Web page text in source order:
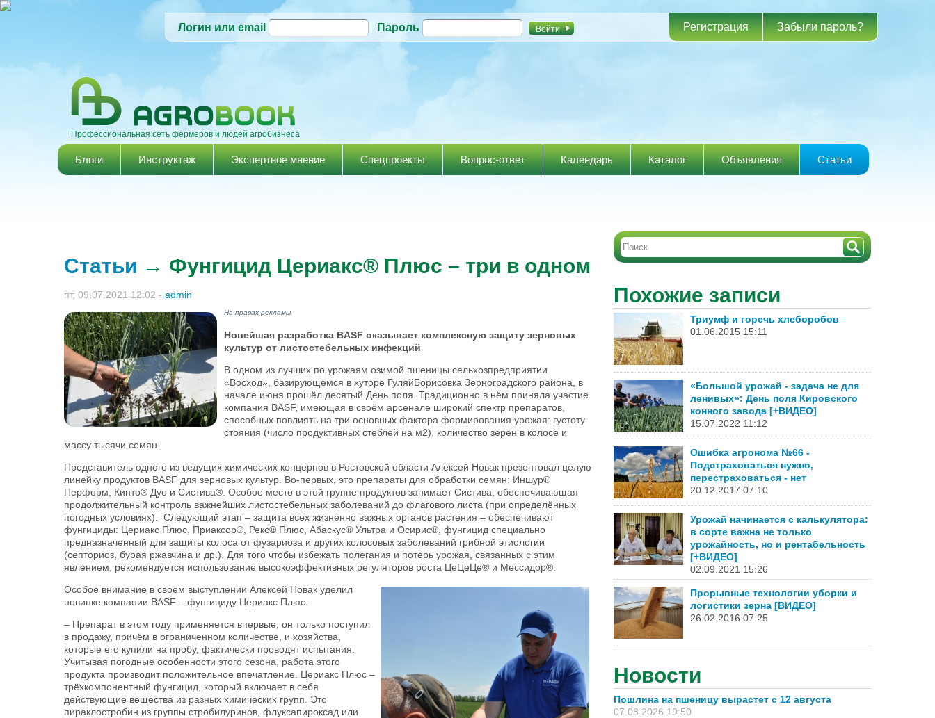
Перейти к
содержанию
Логин или email Пароль Регистрация Забыли пароль?
Профессиональная сеть фермеров и людей агробизнеса
Главное меню
Блоги Инструктаж Экспертное мнение Спецпроекты Вопрос-ответ Календарь Каталог Объявления Статьи
Статьи → Фунгицид Цериакс® Плюс – три в одном
пт, 09.07.2021 12:02 - admin
На правах рекламы
Новейшая разработка BASF оказывает комплексную защиту зерновых
культур от листостебельных инфекций
В одном из лучших по урожаям озимой пшеницы сельхозпредприятии
«Восход», базирующемся в хуторе Гуляй­Борисовка Зерноградского района, в
начале июня прошёл десятый День поля. Традиционно в нём приняла участие
компания BASF, имеющая в своём арсенале широкий спектр препаратов,
способных повлиять на три основных фактора формирования урожая: густоту
стояния (число продуктивных стеблей на м2), количество зёрен в колосе и
массу тысячи семян.
Представитель одного из ведущих химических концернов в Ростовской области Алексей Новак презентовал целую
линейку продуктов BASF для зерновых культур. Во-первых, это препараты для обработки семян: Иншур®
Перформ, Кинто® Дуо и Систива®. Особое место в этой группе продуктов занимает Систива, обеспечивающая
продолжительный контроль важнейших листостебельных заболеваний до флагового листа (при определённых
погодных условиях). Следующий этап – защита всех жизненно важных органов растения – обеспечивают
фунгициды: Цериакс Плюс, Приаксор®, Рекс® Плюс, Абаскус® Ультра и Осирис®, фунгицид специально
предназначенный для защиты колоса от фузариоза и других колосовых заболеваний грибной этиологии
(септориоз, бурая ржавчина и др.). Для того чтобы избежать полегания и потерь урожая, связанных с этим
явлением, рекомендуется использование высокоэффективных регуляторов роста ЦеЦеЦе® и Мессидор®.
Особое внимание в своём выступлении Алексей Новак уделил
новинке компании BASF – фунгициду Цериакс Плюс:
– Препарат в этом году применяется впервые, он только поступил
в продажу, причём в ограниченном количестве, и хозяйства,
которые его купили на пробу, фактически проводят испытания.
Учитывая погодные особенности этого сезона, работа этого
продукта производит положительное впечатление. Цериакс Плюс –
трёхкомпонентный фунгицид, который включает в себя
действующие вещества из разных химических групп. Это
пираклостробин из группы стробилуринов, флуксапироксад или
Похожие записи
Триумф и горечь хлеборобов
01.06.2015 15:11
«Большой урожай - задача не для
ленивых»: День поля Кировского
конного завода [+ВИДЕО]
15.07.2022 11:12
Ошибка агронома №66 -
Подстраховаться нужно,
перестраховаться - нет
20.12.2017 07:10
Урожай начинается с калькулятора:
в сорте важна не только
урожайность, но и рентабельность
[+ВИДЕО]
02.09.2021 15:26
Прорывные технологии уборки и
логистики зерна [ВИДЕО]
26.02.2016 07:25
Новости
Пошлина на пшеницу вырастет с 12 августа
07.08.2026 19:50